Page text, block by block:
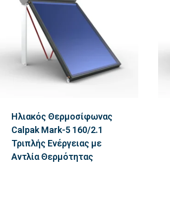
Ηλιακός Θερμοσίφωνας
Calpak Mark-5 160/2.1
Τριπλής Ενέργειας με
Αντλία Θερμότητας